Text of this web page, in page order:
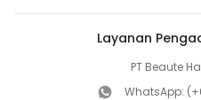
Layanan
PT Beaute
WhatsApp: